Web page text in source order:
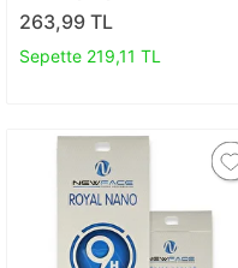
Note 8 Pro 3d Antistatik Mat
Seramik Nano Ekran
Koruyucu T20
263,99 TL
Sepette 219,11 TL